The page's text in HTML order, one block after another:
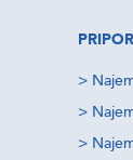
>
>
>